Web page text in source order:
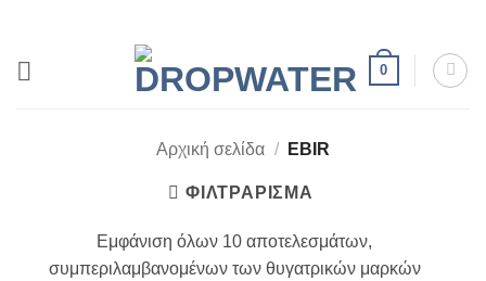
περιεχόμενο
0
Αρχική σελίδα / EBIR
ΦΙΛΤΡΆΡΙΣΜΑ
Εμφάνιση όλων 10 αποτελεσμάτων,
συμπεριλαμβανομένων των θυγατρικών μαρκών